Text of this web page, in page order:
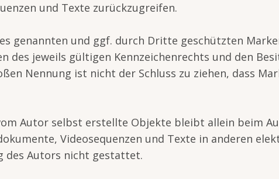
und Texte zurückzugreifen.
genannten und ggf. durch Dritte geschützten
des jeweils gültigen Kennzeichenrechts und den
Nennung ist nicht der Schluss zu ziehen, dass
Autor selbst erstellte Objekte bleibt allein beim
Videosequenzen und Texte in anderen
des Autors nicht gestattet.